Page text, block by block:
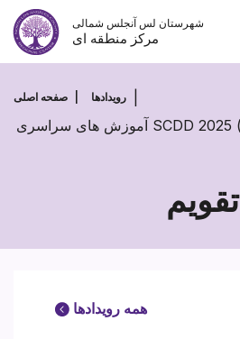
پرش
محتوا
شهرستان لس آنجلس شمالی
مرکز منطقه ای
صفحه اصلی رویدادها
تقویم
همه رویدادها